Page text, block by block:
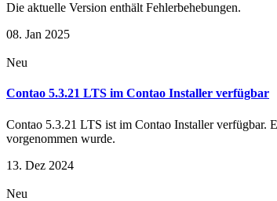
Die aktuelle Version enthält Fehlerbehebungen.
08. Jan 2025
Neu
Contao 5.3.21 LTS im Contao Installer verfügbar
Contao 5.3.21 LTS ist im Contao Installer verfügbar.
vorgenommen wurde.
13. Dez 2024
Neu